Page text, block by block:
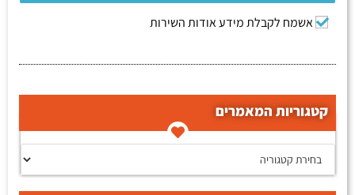
אשמח לקבלת מידע אודות השירות
קטגוריות המאמרים
קטגוריות המאמרים